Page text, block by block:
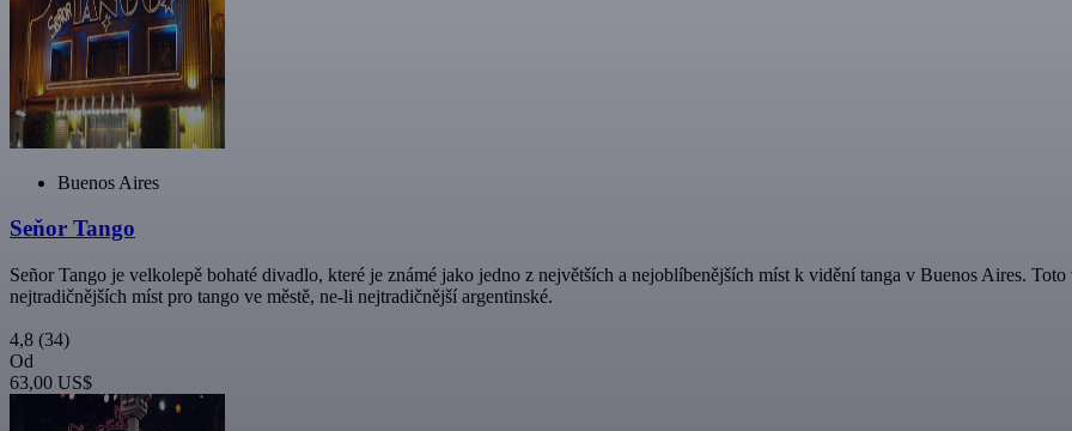
Buenos Aires
Seňor Tango
Señor Tango je velkolepě bohaté divadlo, které je známé jako jedno z největších a nejoblíbenějších míst k vidění tanga v Buenos Aires.
nejtradičnějších míst pro tango ve městě, ne-li nejtradičnější argentinské.
4,8 (34)
Od
63,00 US$